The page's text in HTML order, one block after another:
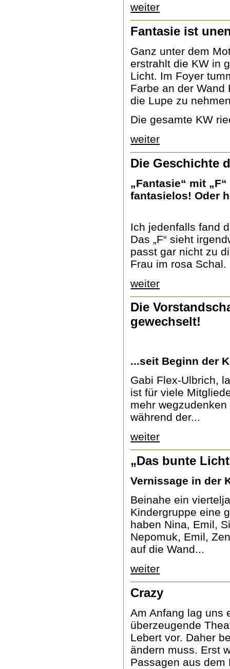
weiter
Fantasie ist
Ganz unter dem
erstrahlt die KW in
Licht. Im Foyer
Farbe an der
die Lupe zu
Die gesamte KW
weiter
Die Geschichte
„Fantasie“ mit
fantasielos! Oder
Ich jedenfalls fand
Das „F“ sieht
passt gar nicht zu
Frau im rosa
weiter
Die
gewechselt!
...seit Beginn der
Gabi Flex-Ulbrich,
ist für viele
mehr
während der...
weiter
„Das bunte
Vernissage in der
Beinahe ein
Kindergruppe eine
haben Nina, Emil,
Nepomuk, Emil,
auf die Wand...
weiter
Crazy
Am Anfang lag uns
überzeugende
Lebert vor. Daher
ändern muss. Erst
Passagen aus dem